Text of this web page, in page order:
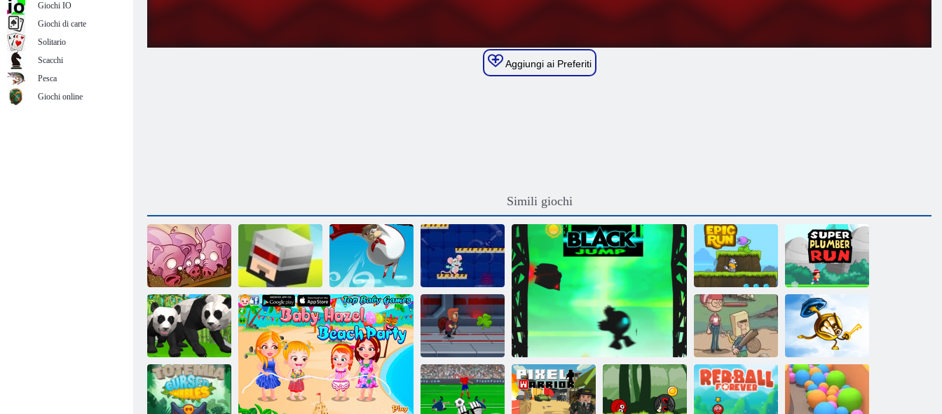
Aggiungi ai Preferiti
Simili giochi
Run, Maiale,
Run
Salta e rimbalzo Pompino Scacchi Lab Epic Run
Run Super
Plumber
Panda Simulator
3D
Jetpack Maestro Backyard Eroi Chiave & Shield
Giochi IO
Giochi di carte
Solitario
Scacchi
Pesca
Giochi online